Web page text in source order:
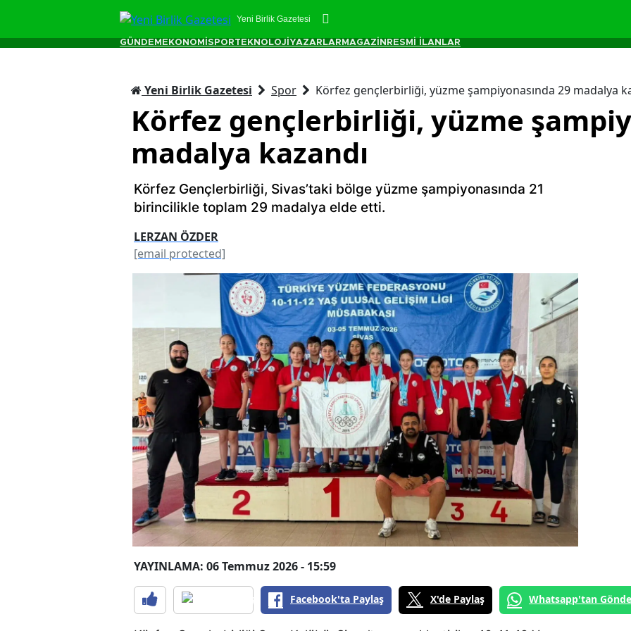
Yeni Birlik Gazetesi
GÜNDEM EKONOMİ SPORTEKNOLOJİ YAZARLAR MAGAZİN RESMİ İLANLAR
Yeni Birlik Gazetesi Spor Körfez gençlerbirliği, yüzme şampiyonasında 29 madalya
Körfez gençlerbirliği, yüzme
madalya kazandı
Körfez Gençlerbirliği, Sivas’taki bölge yüzme şampiyonasında 21
birincilikle toplam 29 madalya elde etti.
LERZAN ÖZDER
[email protected]
YAYINLAMA: 06 Temmuz 2026 - 15:59
Facebook'ta Paylaş X'de Paylaş Whatsapp'tan